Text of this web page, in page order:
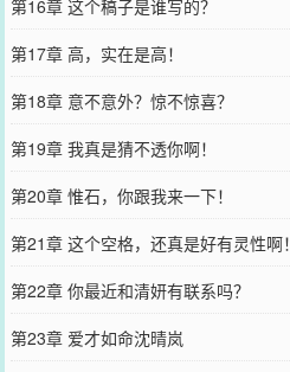
第16章 这个稿子是谁写的？
第17章 高，实在是高！
第18章 意不意外？惊不惊喜？
第19章 我真是猜不透你啊！
第20章 惟石，你跟我来一下！
第21章 这个空格，还真是好有灵性啊！
第22章 你最近和清妍有联系吗？
第23章 爱才如命沈晴岚